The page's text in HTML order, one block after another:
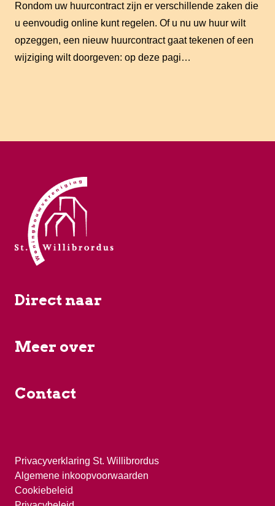
Rondom uw huurcontract zijn er verschillende zaken die
u eenvoudig online kunt regelen. Of u nu uw huur wilt
opzeggen, een nieuw huurcontract gaat tekenen of een
wijziging wilt doorgeven: op deze pagi…
Direct naar
Meer over
Contact
Privacyverklaring St. Willibrordus
Algemene inkoopvoorwaarden
Cookiebeleid